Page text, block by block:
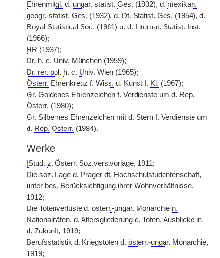
Ehrenmitgl. d. ungar. statist. Ges. (1932), d. mexikan.
geogr.-statist. Ges. (1932), d. Dt. Statist. Ges. (1954), d.
Royal Statistical Soc. (1961) u. d. Internat. Statist.
Inst.
(1966);
HR (1937);
Dr. h. c. Univ. München (1959);
Dr. rer. pol. h. c. Univ. Wien (1965);
Österr. Ehrenkreuz f. Wiss. u. Kunst I. Kl. (1967);
Gr. Goldenes Ehrenzeichen f. Verdienste um d. Rep.
Österr. (1980);
Gr. Silbernes Ehrenzeichen mit d. Stern f. Verdienste um
d. Rep. Österr. (1984).
Werke
Stud. z. Österr. Soz.vers.vorlage, 1911;
Die soz. Lage d. Prager dt. Hochschulstudentenschaft,
unter bes. Berücksichtigung ihrer Wohnverhältnisse,
1912;
Die Totenverluste d. österr.-ungar. Monarchie n.
Nationalitäten, d. Altersgliederung d. Toten, Ausblicke in
d. Zukunft, 1919;
Berufsstatistik d. Kriegstoten d. österr.-ungar. Monarchie,
1919;